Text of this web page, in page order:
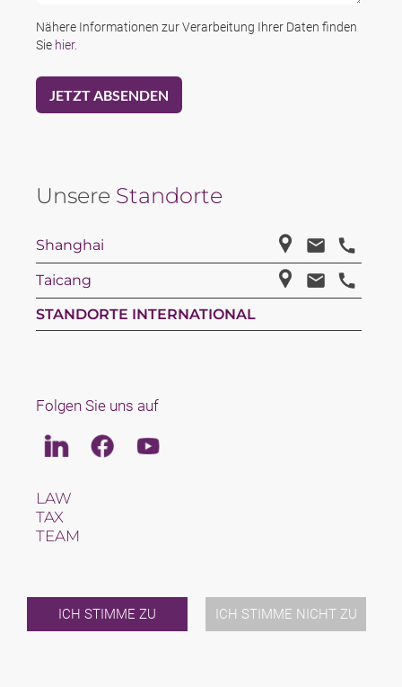
ICH STIMME ZU ICH STIMME NICHT ZU
Nähere Informationen zur Verarbeitung Ihrer Daten finden
Sie hier.
Unsere Standorte
Shanghai
Taicang
STANDORTE INTERNATIONAL
Folgen Sie uns auf
LinkedinFacebookYoutube
LAW
TAX
TEAM
NEWS & JUSFUL
VERANSTALTUNGEN